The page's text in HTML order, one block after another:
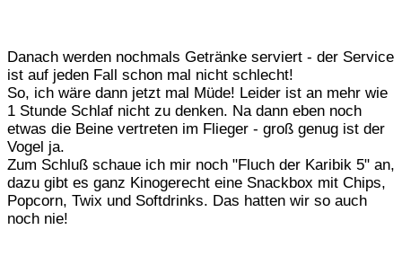
Danach werden nochmals Getränke serviert - der Service
ist auf jeden Fall schon mal nicht schlecht!
So, ich wäre dann jetzt mal Müde! Leider ist an mehr wie
1 Stunde Schlaf nicht zu denken. Na dann eben noch
etwas die Beine vertreten im Flieger - groß genug ist der
Vogel ja.
Zum Schluß schaue ich mir noch "Fluch der Karibik 5" an,
dazu gibt es ganz Kinogerecht eine Snackbox mit Chips,
Popcorn, Twix und Softdrinks. Das hatten wir so auch
noch nie!